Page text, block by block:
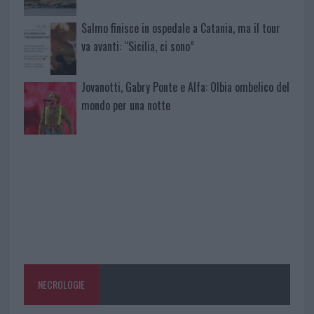
Salmo finisce in ospedale a Catania, ma il tour
va avanti: “Sicilia, ci sono”
Jovanotti, Gabry Ponte e Alfa: Olbia ombelico del
mondo per una notte
NECROLOGIE